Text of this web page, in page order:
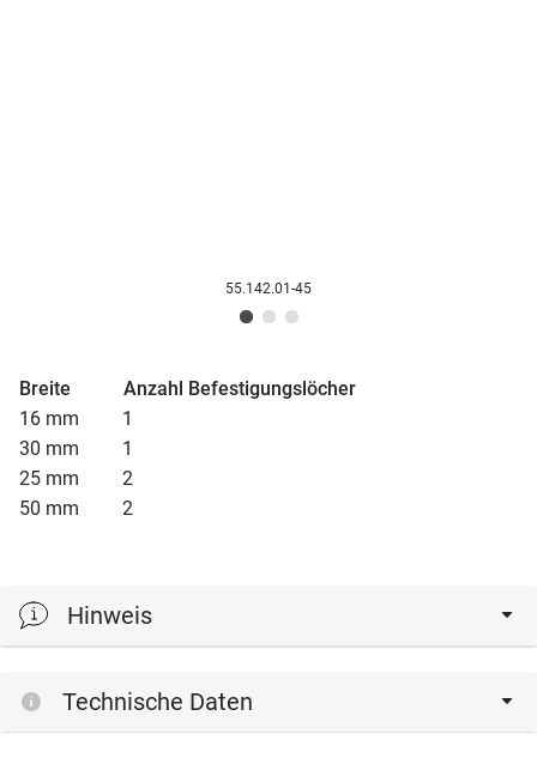
55.142.01-45
Breite Anzahl Befestigungslöcher
16 mm 1
30 mm 1
25 mm 2
50 mm 2
Hinweis
Breite 25 + 50 mm mit 2 Klemmschrauben
Technische Daten